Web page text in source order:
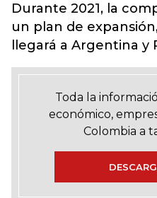
Durante 2021, la
un plan de
llegará a Argentina y
Toda la
económico,
Colombia a